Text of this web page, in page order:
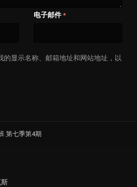
电子邮件 *
的显示名称、邮箱地址和网站地址，以
第七季第4期
斯